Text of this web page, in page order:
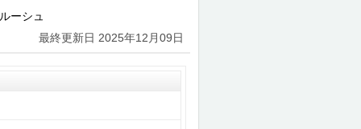
ーシュ
最終更新日 2025年12月09日